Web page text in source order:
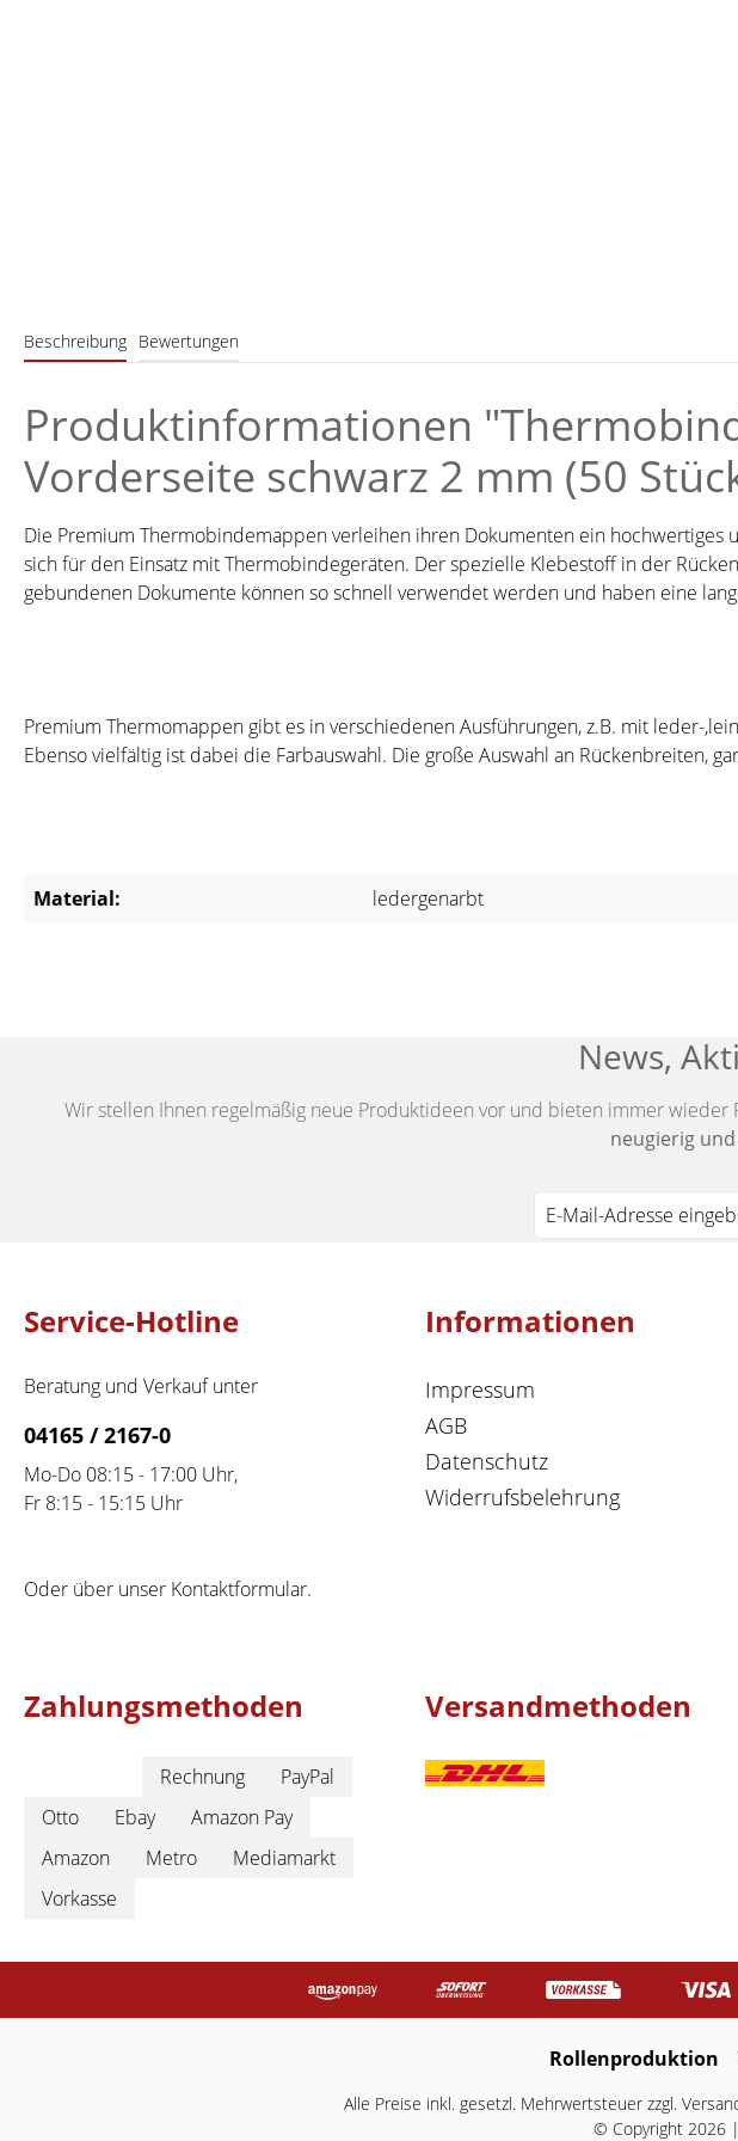
Beschreibung Bewertungen
Produktinformationen
Vorderseite schwarz 2 mm (50
Die Premium Thermobindemappen verleihen ihren Dokumenten ein
sich für den Einsatz mit Thermobindegeräten. Der spezielle Klebestoff in der
gebundenen Dokumente können so schnell verwendet werden und haben eine
Premium Thermomappen gibt es in verschiedenen Ausführungen, z.B. mit leder-
Ebenso vielfältig ist dabei die Farbauswahl. Die große Auswahl an Rückenbreiten,
Material: ledergenarbt
News,
Wir stellen Ihnen regelmäßig neue Produktideen vor und bieten immer
neugierig
Service-Hotline
Beratung und Verkauf unter
04165 / 2167-0
Mo-Do 08:15 - 17:00 Uhr,
Fr 8:15 - 15:15 Uhr
Oder über unser Kontaktformular.
Informationen
Impressum
AGB
Datenschutz
Widerrufsbelehrung
Zahlungsmethoden
Rechnung
PayPal
Otto
Ebay
Amazon Pay
Amazon
Metro
Mediamarkt
Vorkasse
Versandmethoden
Rollenproduktion
Alle Preise inkl. gesetzl. Mehrwertsteuer zzgl.
© Copyright 2026